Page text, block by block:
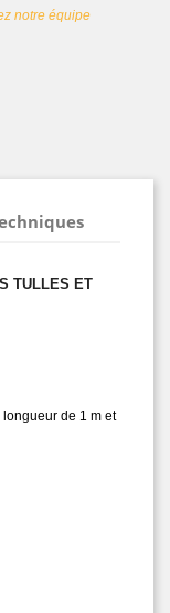
notre équipe
TULLES ET
de 1 m et